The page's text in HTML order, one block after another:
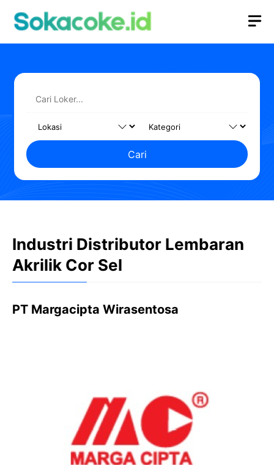
Cari
Industri Distributor Lembaran
Akrilik Cor Sel
PT Margacipta Wirasentosa